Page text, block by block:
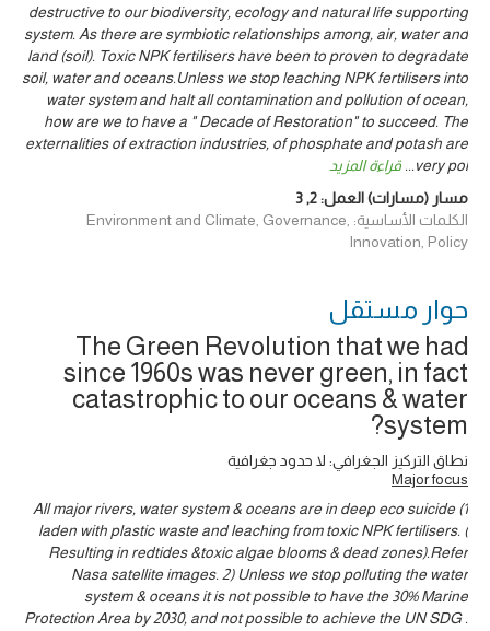
destructive to our biodiversity, ecology and natural life supporting
system. As there are symbiotic relationships among, air, water and
land (soil). Toxic NPK fertilisers have been to proven to degradate
soil, water and oceans.Unless we stop leaching NPK fertilisers into
water system and halt all contamination and pollution of ocean,
how are we to have a " Decade of Restoration" to succeed. The
externalities of extraction industries, of phosphate and potash are
very pol
... قراءة المزيد
مسار (مسارات) العمل:2
,
3
الكلمات الأساسية: Environment and Climate, Governance,
Innovation, Policy
حوار ‎مستقل
The Green Revolution that we had
since 1960s was never green, in fact
catastrophic to our oceans & water
system?
نطاق التركيز الجغرافي: لا حدود جغرافية
Major focus
1) All major rivers, water system & oceans are in deep eco suicide
laden with plastic waste and leaching from toxic NPK fertilisers. (
Resulting in redtides &toxic algae blooms & dead zones).Refer
Nasa satellite images. 2) Unless we stop polluting the water
system & oceans it is not possible to have the 30% Marine
Protection Area by 2030, and not possible to achieve the UN SDG .